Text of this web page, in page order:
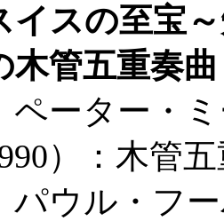
イスの至宝
木管五重奏曲
ペーター・ミ
）：木管
パウル・フー